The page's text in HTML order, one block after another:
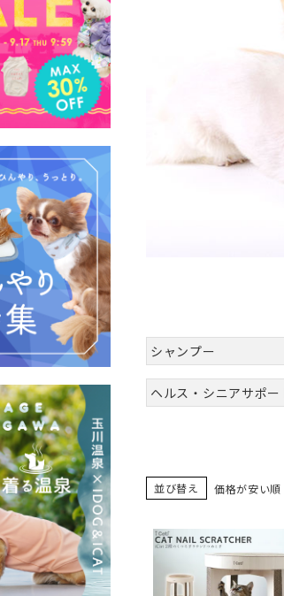
シャンプー
ヘルス・シニアサポー
並び替え 価格が安い順